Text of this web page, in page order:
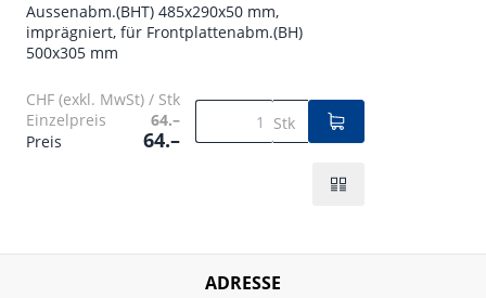
Aussenabm.(BHT) 485x290x50 mm,
imprägniert, für Frontplattenabm.(BH)
500x305 mm
CHF (exkl. MwSt) / Stk
Einzelpreis
64.–
Preis
64.–
Stk
ADRESSE